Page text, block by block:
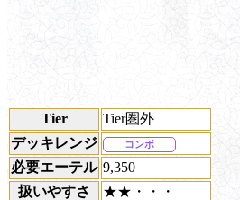
Tier
Tier圏外
デッキレンジ
コンボ
必要エーテル 9,350
扱いやすさ
★★・・・